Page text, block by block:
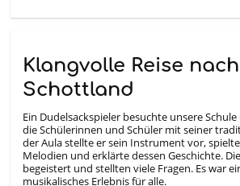
Klangvolle Reise nach
Schottland
Ein Dudelsackspieler besuchte unsere
die Schülerinnen und Schüler mit seiner
der Aula stellte er sein Instrument vor,
Melodien und erklärte dessen Geschichte.
begeistert und stellten viele Fragen. Es war
musikalisches Erlebnis für alle.